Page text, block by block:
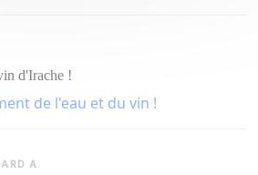
d'Irache !
de l'eau et du vin !
A.